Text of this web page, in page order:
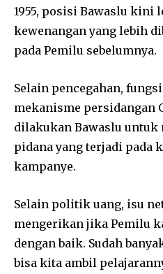
1955, posisi Bawaslu
kewenangan yang lebih
pada Pemilu sebelumnya.
Selain pencegahan,
mekanisme persidangan
dilakukan Bawaslu untuk
pidana yang terjadi pada
kampanye.
Selain politik uang, isu
mengerikan jika Pemilu
dengan baik. Sudah
bisa kita ambil